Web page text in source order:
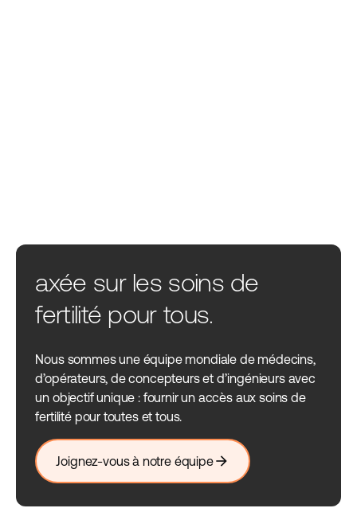
axée sur les soins de
fertilité pour tous.
Nous sommes une équipe mondiale de médecins,
d’opérateurs, de concepteurs et d’ingénieurs avec
un objectif unique : fournir un accès aux soins de
fertilité pour toutes et tous.
Joignez-vous à notre équipearrow_forward